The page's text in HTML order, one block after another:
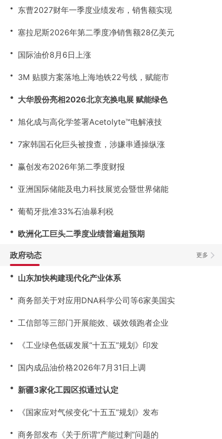
・ 东曹2027财年一季度业绩发布，销售额实现
・ 塞拉尼斯2026年第二季度净销售额28亿美元
・ 国际油价8月6日上涨
・ 3M 贴膜方案落地上海地铁22号线，赋能市
・ 大华股份亮相2026北京充换电展 赋能绿色
・ 旭化成与高化学签署Acetolyte™电解液技
・ 7家韩国石化巨头被搜查，涉嫌串通操纵涨
・ 赢创发布2026年第二季度财报
・ 亚洲国际储能及电力科技展览会暨世界储能
・ 葡萄牙批准33%石油暴利税
・ 欧洲化工巨头二季度业绩普遍超预期
更多
政府动态
・ 山东加快构建现代化产业体系
・ 商务部关于对应用DNA科学公司等6家美国实
・ 工信部等三部门开展能效、碳效领跑者企业
・ 《工业绿色低碳发展“十五五”规划》印发
・ 国内成品油价格2026年7月31日上调
・ 新疆3家化工园区拟通过认定
・ 《国家应对气候变化“十五五”规划》发布
・ 商务部发布《关于所谓“产能过剩”问题的